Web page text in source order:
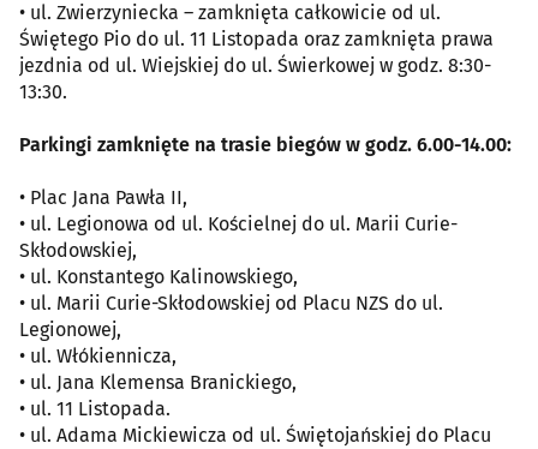
• ul. Zwierzyniecka – zamknięta całkowicie od ul.
Świętego Pio do ul. 11 Listopada oraz zamknięta prawa
jezdnia od ul. Wiejskiej do ul. Świerkowej w godz. 8:30-
13:30.
Parkingi zamknięte na trasie biegów w godz. 6.00-14.00:
• Plac Jana Pawła II,
• ul. Legionowa od ul. Kościelnej do ul. Marii Curie-
Skłodowskiej,
• ul. Konstantego Kalinowskiego,
• ul. Marii Curie-Skłodowskiej od Placu NZS do ul.
Legionowej,
• ul. Włókiennicza,
• ul. Jana Klemensa Branickiego,
• ul. 11 Listopada.
• ul. Adama Mickiewicza od ul. Świętojańskiej do Placu